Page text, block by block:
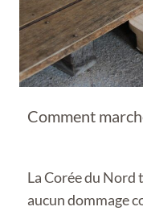
Comment
La Corée du
aucun dommage